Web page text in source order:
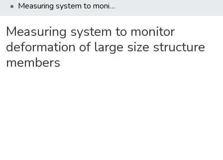
Measuring system to monitor deformation of large size structure members
Measuring system to monitor
deformation of large size structure
members